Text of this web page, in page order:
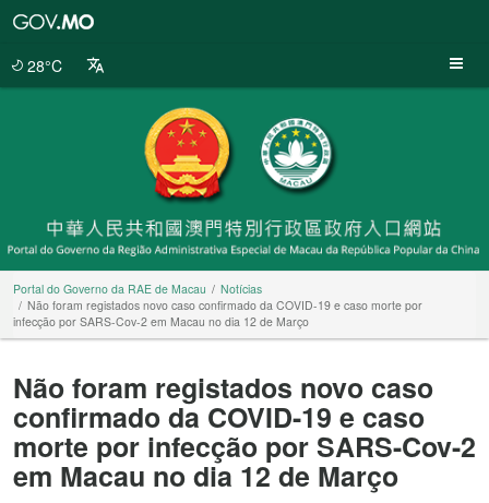
28°C
Portal do Governo da RAE de Macau
Notícias
Não foram registados novo caso confirmado da COVID-19 e caso morte por
infecção por SARS-Cov-2 em Macau no dia 12 de Março
Não foram registados novo caso
confirmado da COVID-19 e caso
morte por infecção por SARS-Cov-2
em Macau no dia 12 de Março